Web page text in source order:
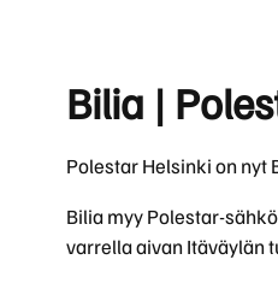
Polestar 2 -sähköautot
Katso tarjoukset.
3 yksityisleasingillä alk.
Bilia |
Polestar Helsinki on nyt
Bilia myy Polestar-
varrella aivan Itäväylän